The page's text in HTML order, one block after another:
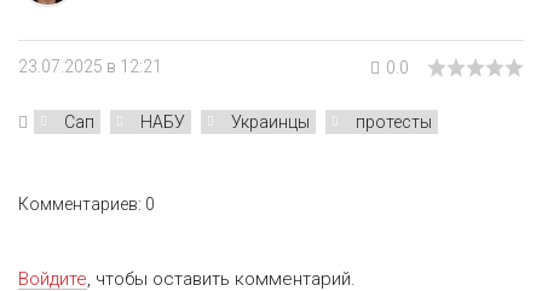
23.07.2025 в 12:21 0.0
Сап НАБУ Украинцы протесты
Комментариев: 0
Войдите, чтобы оставить комментарий.